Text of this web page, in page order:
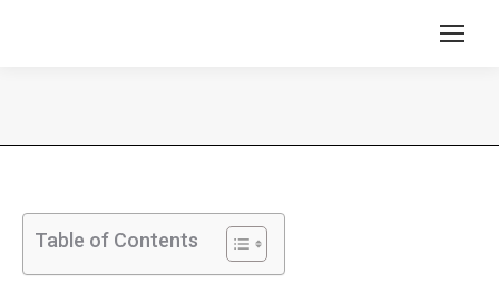
Table of Contents